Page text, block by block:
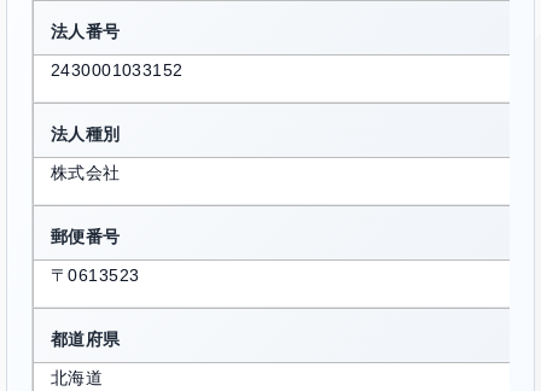
法人番号
2430001033152
法人種別
株式会社
郵便番号
〒0613523
都道府県
北海道